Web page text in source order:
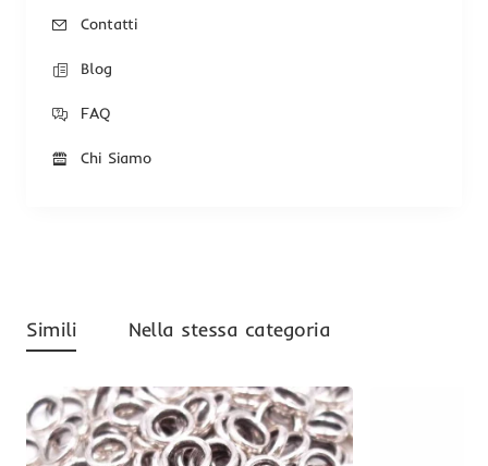
Contatti
Blog
FAQ
Chi Siamo
Simili Nella stessa categoria